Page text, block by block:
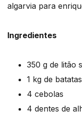
algarvia para
Ingredientes
350 g de litão
1 kg de
4 cebolas
4 dentes de